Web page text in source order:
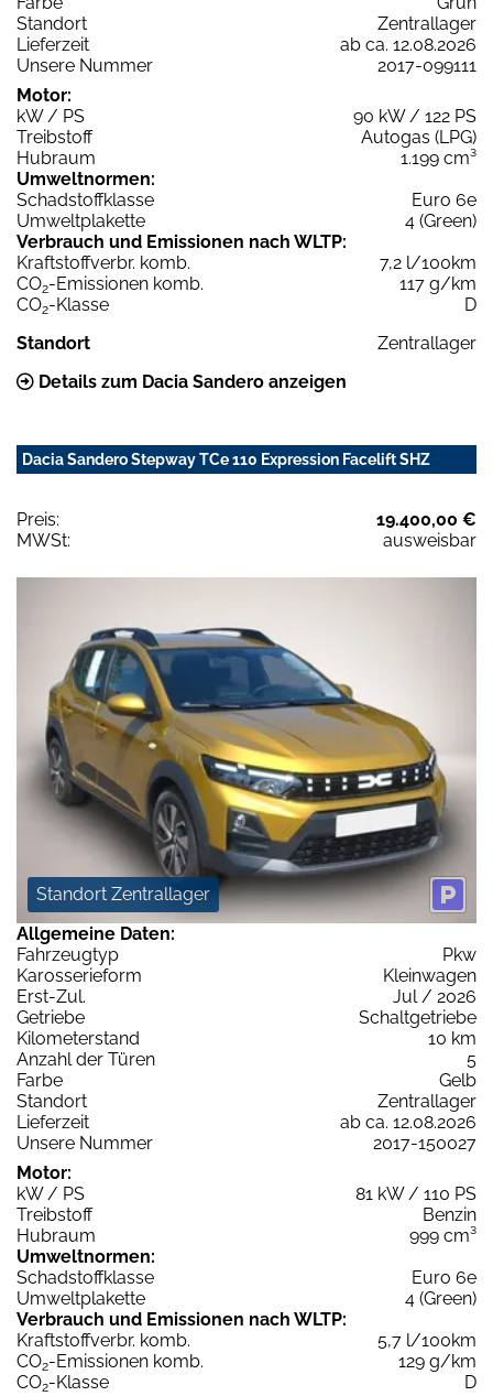
Standort
Zentrallager
Lieferzeit
ab ca. 12.08.2026
Unsere Nummer
2017-099111
Motor:
kW / PS
90 kW / 122 PS
Treibstoff
Autogas (LPG)
Hubraum
1.199 cm³
Umweltnormen:
Schadstoffklasse
Euro 6e
Umweltplakette
4 (Green)
Verbrauch und Emissionen nach WLTP:
Kraftstoffverbr. komb.
7,2 l/100km
CO2-Emissionen komb.
117 g/km
CO2-Klasse
D
Standort
Zentrallager
Details zum Dacia Sandero anzeigen
Dacia Sandero Stepway TCe 110 Expression Facelift SHZ
Preis:
19.400,00 €
MWSt:
ausweisbar
Standort Zentrallager
Allgemeine Daten:
Fahrzeugtyp
Pkw
Karosserieform
Kleinwagen
Erst-Zul.
Jul / 2026
Getriebe
Schaltgetriebe
Kilometerstand
10 km
Anzahl der Türen
5
Farbe
Gelb
Standort
Zentrallager
Lieferzeit
ab ca. 12.08.2026
Unsere Nummer
2017-150027
Motor:
kW / PS
81 kW / 110 PS
Treibstoff
Benzin
Hubraum
999 cm³
Umweltnormen:
Schadstoffklasse
Euro 6e
Umweltplakette
4 (Green)
Verbrauch und Emissionen nach WLTP:
Kraftstoffverbr. komb.
5,7 l/100km
CO2-Emissionen komb.
129 g/km
CO2-Klasse
D